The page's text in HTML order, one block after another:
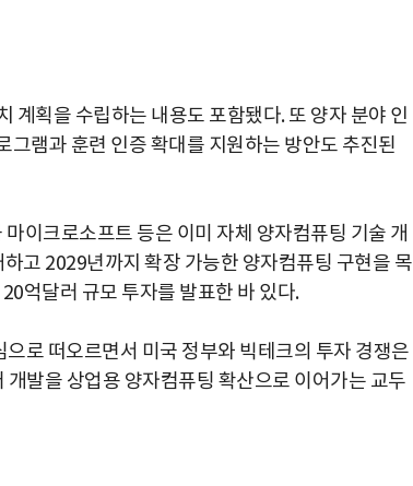
계획을 수립하는 내용도 포함됐다. 또 양자 분야 인
램과 훈련 인증 확대를 지원하는 방안도 추진된
이크로소프트 등은 이미 자체 양자컴퓨팅 기술 개
고 2029년까지 확장 가능한 양자컴퓨팅 구현을 목
억달러 규모 투자를 발표한 바 있다.
로 떠오르면서 미국 정부와 빅테크의 투자 경쟁은
발을 상업용 양자컴퓨팅 확산으로 이어가는 교두